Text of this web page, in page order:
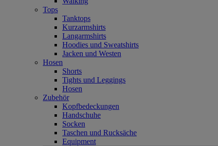
Tops
Tanktops
Kurzarmshirts
Langarmshirts
Hoodies und Sweatshirts
Jacken und Westen
Hosen
Shorts
Tights und Leggings
Hosen
Zubehör
Kopfbedeckungen
Handschuhe
Socken
Taschen und Rucksäche
Equipment